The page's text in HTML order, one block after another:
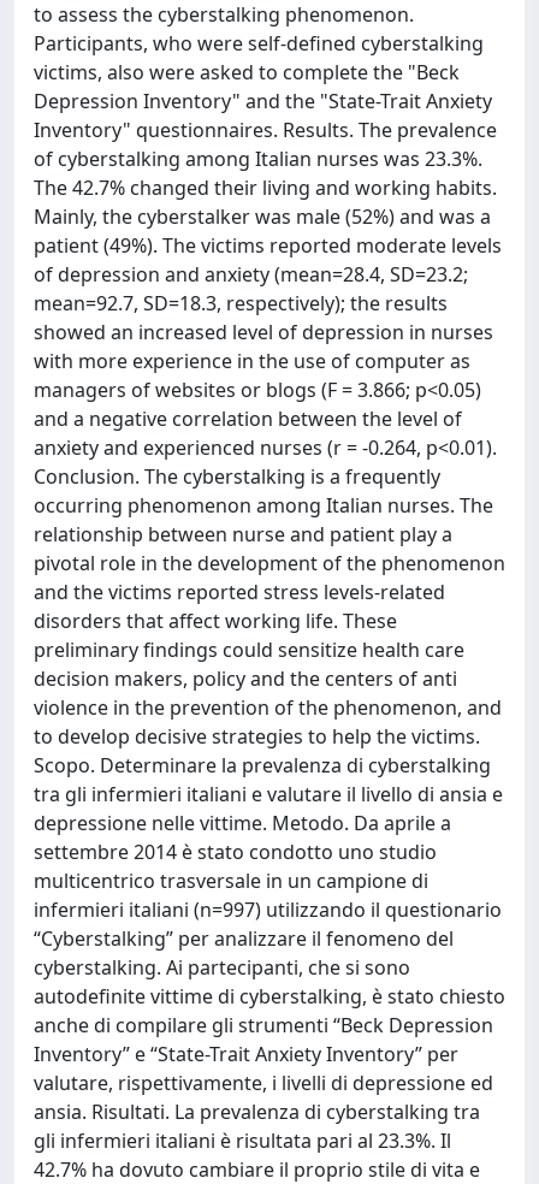
to assess the cyberstalking phenomenon.
Participants, who were self-defined cyberstalking
victims, also were asked to complete the "Beck
Depression Inventory" and the "State-Trait Anxiety
Inventory" questionnaires. Results. The prevalence
of cyberstalking among Italian nurses was 23.3%.
The 42.7% changed their living and working habits.
Mainly, the cyberstalker was male (52%) and was a
patient (49%). The victims reported moderate levels
of depression and anxiety (mean=28.4, SD=23.2;
mean=92.7, SD=18.3, respectively); the results
showed an increased level of depression in nurses
with more experience in the use of computer as
managers of websites or blogs (F = 3.866; p<0.05)
and a negative correlation between the level of
anxiety and experienced nurses (r = -0.264, p<0.01).
Conclusion. The cyberstalking is a frequently
occurring phenomenon among Italian nurses. The
relationship between nurse and patient play a
pivotal role in the development of the phenomenon
and the victims reported stress levels-related
disorders that affect working life. These
preliminary findings could sensitize health care
decision makers, policy and the centers of anti
violence in the prevention of the phenomenon, and
to develop decisive strategies to help the victims.
Scopo. Determinare la prevalenza di cyberstalking
tra gli infermieri italiani e valutare il livello di ansia e
depressione nelle vittime. Metodo. Da aprile a
settembre 2014 è stato condotto uno studio
multicentrico trasversale in un campione di
infermieri italiani (n=997) utilizzando il questionario
“Cyberstalking” per analizzare il fenomeno del
cyberstalking. Ai partecipanti, che si sono
autodefinite vittime di cyberstalking, è stato chiesto
anche di compilare gli strumenti “Beck Depression
Inventory” e “State-Trait Anxiety Inventory” per
valutare, rispettivamente, i livelli di depressione ed
ansia. Risultati. La prevalenza di cyberstalking tra
gli infermieri italiani è risultata pari al 23.3%. Il
42.7% ha dovuto cambiare il proprio stile di vita e